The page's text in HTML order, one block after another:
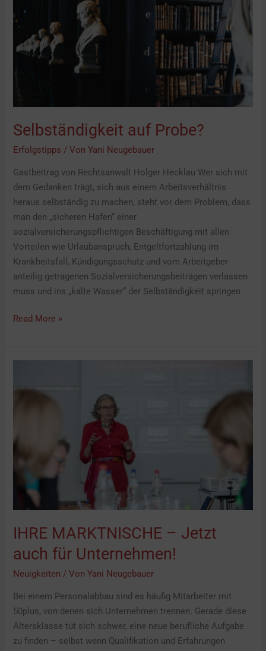
Selbständigkeit auf Probe?
Erfolgstipps / VonYani Neugebauer
Gastbeitrag von Rechtsanwalt Holger Hecklau Wer sich mit
dem Gedanken trägt, sich aus einem Arbeitsverhältnis
heraus selbständig zu machen, steht vor dem Problem, dass
man den „sicheren Hafen“ einer
sozialversicherungspflichtigen Beschäftigung mit allen
Vorteilen wie Urlaubanspruch, Entgeltfortzahlung im
Krankheitsfall, Kündigungsschutz und vom Arbeitgeber
anteilig getragenen Sozialversicherungsbeiträgen verlassen
muss und ins „kalte Wasser“ der Selbständigkeit springen
Read More »
IHRE MARKTNISCHE – Jetzt
auch für Unternehmen!
Neuigkeiten / VonYani Neugebauer
Bei einem Personalabbau sind es häufig Mitarbeiter mit
50plus, von denen sich Unternehmen trennen. Gerade diese
Altersklasse tut sich schwer, eine neue berufliche Aufgabe
zu finden – selbst wenn Qualifikation und Erfahrungen
für
Unternehmen!